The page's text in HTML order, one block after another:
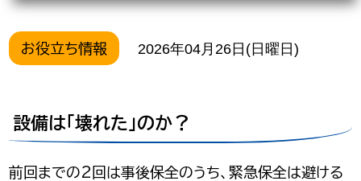
お役立ち情報 2026年04月26日(日曜日)
設備は「壊れた」のか？
前回までの2回は事後保全のうち、緊急保全は避ける